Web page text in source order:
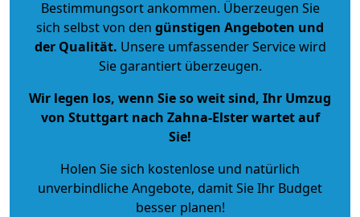
Bestimmungsort ankommen. Überzeugen Sie
sich selbst von den günstigen Angeboten und
der Qualität. Unsere umfassender Service wird
Sie garantiert überzeugen.
Wir legen los, wenn Sie so weit sind, Ihr Umzug
von Stuttgart nach Zahna-Elster wartet auf
Sie!
Holen Sie sich kostenlose und natürlich
unverbindliche Angebote, damit Sie Ihr Budget
besser planen!